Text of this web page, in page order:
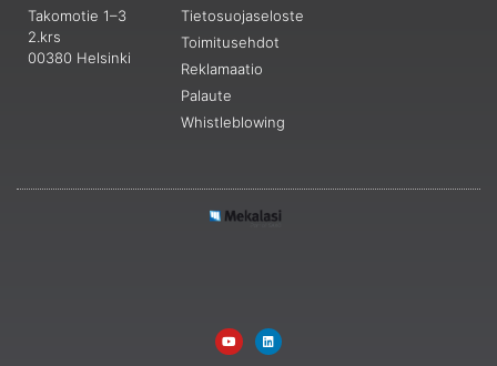
Takomotie 1–3
2.krs
00380 Helsinki
Tietosuojaseloste
Toimitusehdot
Reklamaatio
Palaute
Whistleblowing